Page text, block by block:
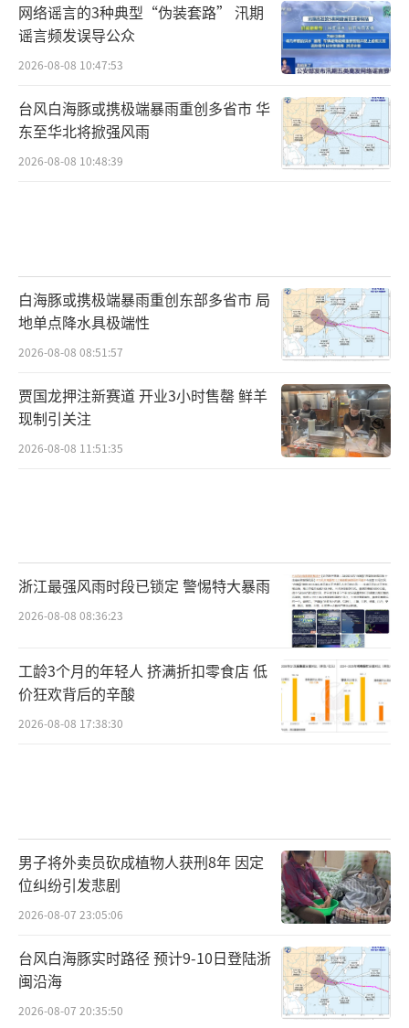
网络谣言的3种典型“伪装套路” 汛期
谣言频发误导公众
2026-08-08 10:47:53
台风白海豚或携极端暴雨重创多省市 华
东至华北将掀强风雨
2026-08-08 10:48:39
白海豚或携极端暴雨重创东部多省市 局
地单点降水具极端性
2026-08-08 08:51:57
贾国龙押注新赛道 开业3小时售罄 鲜羊
现制引关注
2026-08-08 11:51:35
浙江最强风雨时段已锁定 警惕特大暴雨
2026-08-08 08:36:23
工龄3个月的年轻人 挤满折扣零食店 低
价狂欢背后的辛酸
2026-08-08 17:38:30
男子将外卖员砍成植物人获刑8年 因定
位纠纷引发悲剧
2026-08-07 23:05:06
台风白海豚实时路径 预计9-10日登陆浙
闽沿海
2026-08-07 20:35:50